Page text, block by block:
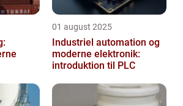
01 august 2025
Industriel automation og
moderne elektronik:
introduktion til PLC